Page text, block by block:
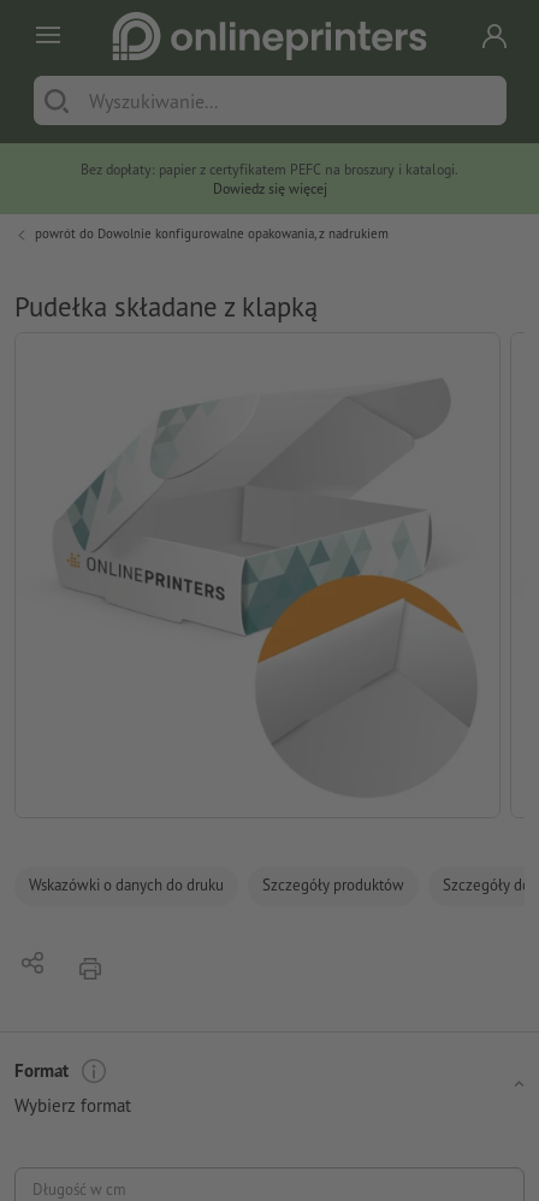
Bez dopłaty: papier z certyfikatem PEFC na broszury i katalogi.
Dowiedz się więcej
powrót do Dowolnie konfigurowalne opakowania, z nadrukiem
Pudełka składane z klapką
Wskazówki o danych do druku Szczegóły produktów Szczegóły
UdostępnijNacisnąć
Format
Wybierz format
Długość w cm